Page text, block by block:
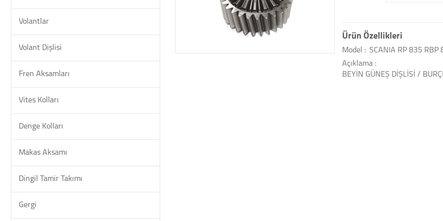
Volantlar
Volant Dişlisi
Fren Aksamları
Vites Kolları
Denge Kolları
Makas Aksamı
Dingil Tamir Takımı
Gergi
Ürün Özellikleri
Model : SCANIA RP 835 RBP
Açıklama :
BEYİN GÜNEŞ DİŞLİSİ /